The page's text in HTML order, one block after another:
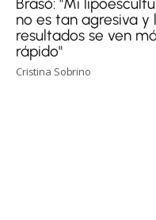
Brasó: "Mi
no es tan agresiva y
resultados se ven
rápido"
Cristina Sobrino